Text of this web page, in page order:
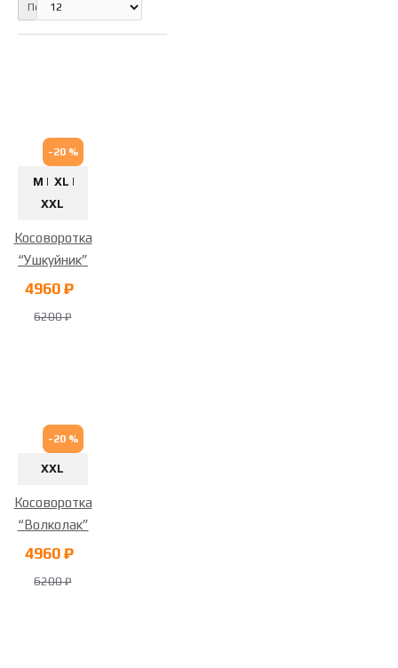
Показать:
-20 %
M | XL |
XXL
Косоворотка
“Ушкуйник”
4960 ₽
6200 ₽
-20 %
XXL
Косоворотка
“Волколак”
4960 ₽
6200 ₽